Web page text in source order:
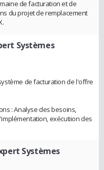
de facturation et de
du projet de remplacement
Systèmes
de facturation de l'offre
: Analyse des besoins,
exécutiion des
Systèmes